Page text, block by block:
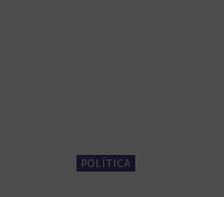
POLÍTICA